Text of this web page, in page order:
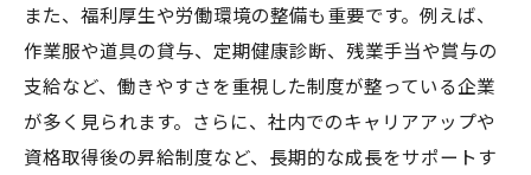
また、福利厚生や労働環境の整備も重要です。例えば、
作業服や道具の貸与、定期健康診断、残業手当や賞与の
支給など、働きやすさを重視した制度が整っている企業
が多く見られます。さらに、社内でのキャリアアップや
資格取得後の昇給制度など、長期的な成長をサポートす